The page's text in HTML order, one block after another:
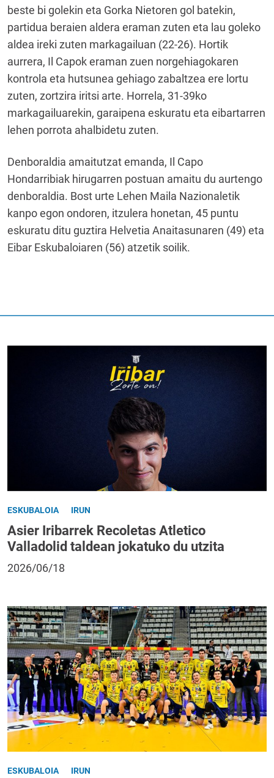
beste bi golekin eta Gorka Nietoren gol batekin,
partidua beraien aldera eraman zuten eta lau goleko
aldea ireki zuten markagailuan (22-26). Hortik
aurrera, Il Capok eraman zuen norgehiagokaren
kontrola eta hutsunea gehiago zabaltzea ere lortu
zuten, zortzira iritsi arte. Horrela, 31-39ko
markagailuarekin, garaipena eskuratu eta eibartarren
lehen porrota ahalbidetu zuten.
Denboraldia amaitutzat emanda, Il Capo
Hondarribiak hirugarren postuan amaitu du aurtengo
denboraldia. Bost urte Lehen Maila Nazionaletik
kanpo egon ondoren, itzulera honetan, 45 puntu
eskuratu ditu guztira Helvetia Anaitasunaren (49) eta
Eibar Eskubaloiaren (56) atzetik soilik.
ESKUBALOIA IRUN
Asier Iribarrek Recoletas Atletico
Valladolid taldean jokatuko du utzita
2026/06/18
ESKUBALOIA IRUN